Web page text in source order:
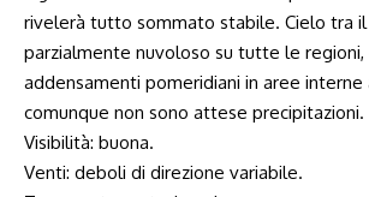
rivelerà tutto sommato stabile. Cielo tra
parzialmente nuvoloso su tutte le regioni,
addensamenti pomeridiani in aree interne
comunque non sono attese precipitazioni.
Visibilità: buona.
Venti: deboli di direzione variabile.